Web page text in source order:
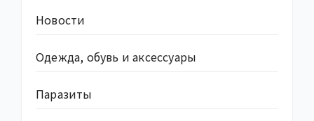
Новости
Одежда, обувь и аксессуары
Паразиты